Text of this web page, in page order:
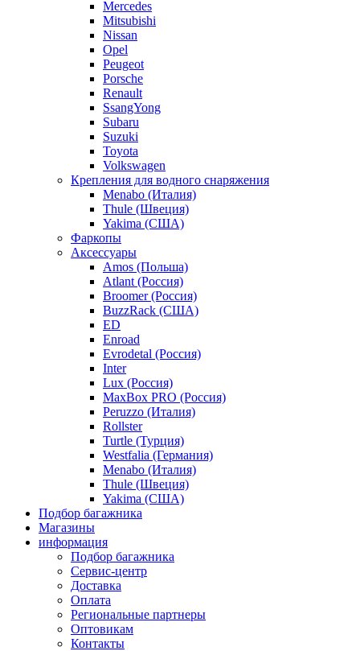
Mercedes
Mitsubishi
Nissan
Opel
Peugeot
Porsche
Renault
SsangYong
Subaru
Suzuki
Toyota
Volkswagen
Крепления для водного снаряжения
Menabo (Италия)
Thule (Швеция)
Yakima (США)
Фаркопы
Аксессуары
Amos (Польша)
Atlant (Россия)
Broomer (Россия)
BuzzRack (США)
ED
Enroad
Evrodetal (Россия)
Inter
Lux (Россия)
MaxBox PRO (Россия)
Peruzzo (Италия)
Rollster
Turtle (Турция)
Westfalia (Германия)
Menabo (Италия)
Thule (Швеция)
Yakima (США)
Подбор багажника
Магазины
информация
Подбор багажника
Сервис-центр
Доставка
Оплата
Региональные партнеры
Оптовикам
Контакты